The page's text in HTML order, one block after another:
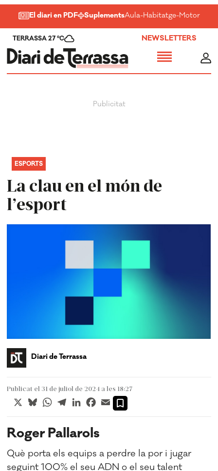
El diari en PDF SuplementsAula-Habitatge-Motor-
TERRASSA 27 ºC NEWSLETTERS
La clau en el món de
l’esport
ESPORTS
Diari de Terrassa
Publicat el 31 de juliol de 2024 a les 18:27
X BlueskyWhatsApp
TelegramLinkedInFacebook
Email
Roger Pallarols
Què porta els equips a perdre la por i jugar
seguint 100% el seu ADN o el seu talent